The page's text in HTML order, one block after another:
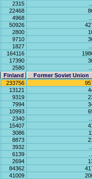
2315
22468
4968
50926
2800
9710
1827
164116
17390
2580
Finland
Former Soviet Union
233756
13121
9319
7994
10993
2340
15407
3086
8873
3932
6139
2694
84362
41009